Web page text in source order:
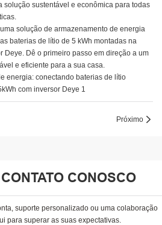
solução sustentável e econômica para todas
solução de armazenamento de energia
baterias de lítio de 5 kWh montadas na
Deye. Dê o primeiro passo em direção a um
e eficiente para a sua casa.
Próximo
CONOSCO
suporte personalizado ou uma colaboração
para superar as suas expectativas.